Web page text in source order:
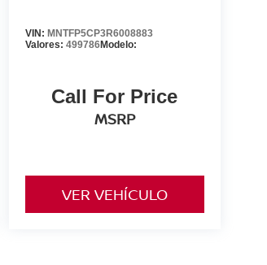
VIN: MNTFP5CP3R6008883
Valores: 499786Modelo:
Call For Price
MSRP
VER VEHÍCULO